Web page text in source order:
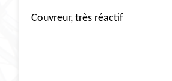
Couvreur, très réactif